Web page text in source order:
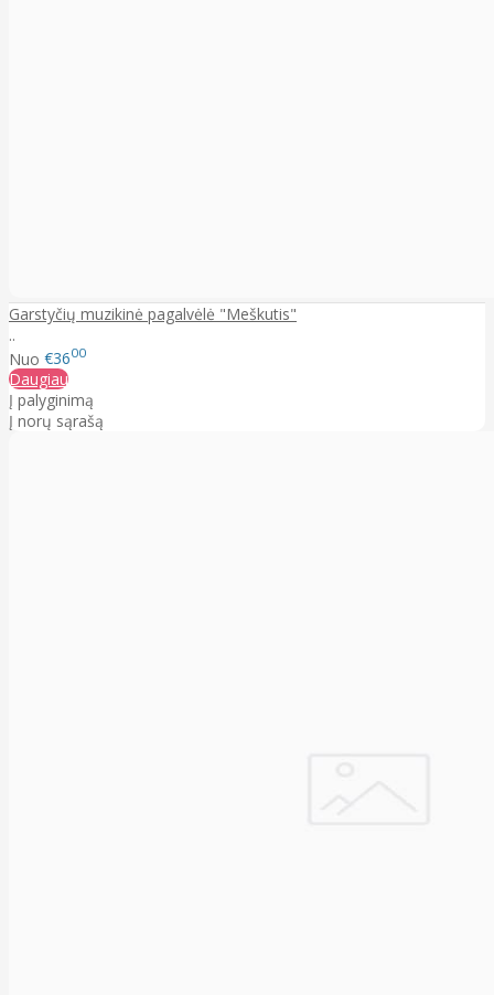
Garstyčių muzikinė pagalvėlė "Meškutis"
..
Nuo €3600
Daugiau
Į palyginimą
Į norų sąrašą